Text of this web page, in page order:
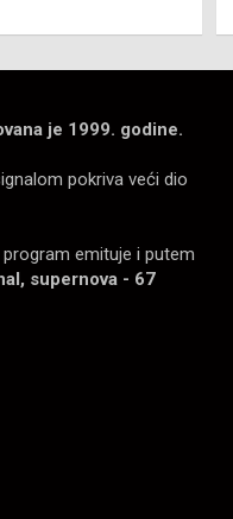
je 1999. godine.
pokriva veći dio
program emituje i putem
supernova - 67